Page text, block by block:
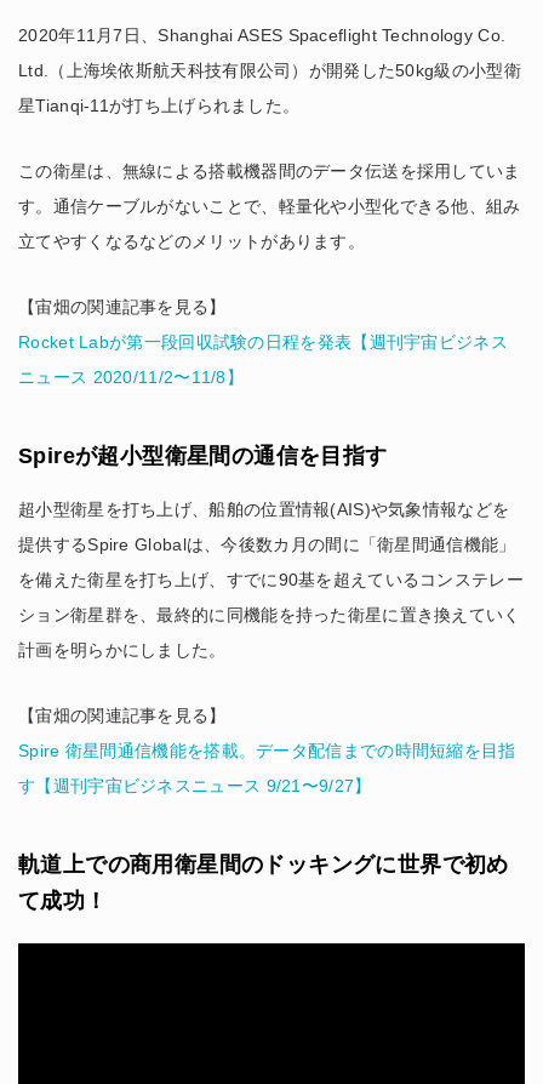
2020年11月7日、Shanghai ASES Spaceflight Technology Co.
Ltd.（上海埃依斯航天科技有限公司）が開発した50kg級の小型衛
星Tianqi-11が打ち上げられました。
この衛星は、無線による搭載機器間のデータ伝送を採用していま
す。通信ケーブルがないことで、軽量化や小型化できる他、組み
立てやすくなるなどのメリットがあります。
【宙畑の関連記事を見る】
Rocket Labが第一段回収試験の日程を発表【週刊宇宙ビジネス
ニュース 2020/11/2〜11/8】
Spireが超小型衛星間の通信を目指す
超小型衛星を打ち上げ、船舶の位置情報(AIS)や気象情報などを
提供するSpire Globalは、今後数カ月の間に「衛星間通信機能」
を備えた衛星を打ち上げ、すでに90基を超えているコンステレー
ション衛星群を、最終的に同機能を持った衛星に置き換えていく
計画を明らかにしました。
【宙畑の関連記事を見る】
Spire 衛星間通信機能を搭載。データ配信までの時間短縮を目指
す【週刊宇宙ビジネスニュース 9/21〜9/27】
軌道上での商用衛星間のドッキングに世界で初め
て成功！